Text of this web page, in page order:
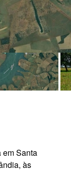
em Santa
às